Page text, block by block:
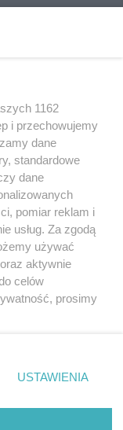
z portali
sięz nami
1162
i przechowujemy
dane
standardowe
dane
pomiar reklam i
usług. Za zgodą
używać
aktywnie
celów
prosimy
rogu strony
nie wymagają
się
USTAWIENIA